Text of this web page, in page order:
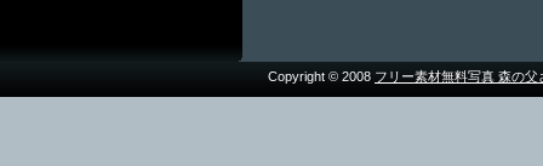
Copyright © 2008 フリー素材無料写真 森の父